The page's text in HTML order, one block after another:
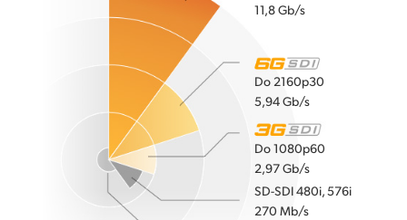
11,8 Gb/s
Do 2160p30
5,94 Gb/s
Do 1080p60
2,97 Gb/s
SD-SDI 480i, 576i
270 Mb/s